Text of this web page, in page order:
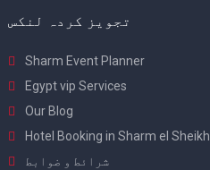
تجویز کردہ لنکس
Sharm Event Planner
Egypt vip Services
Our Blog
Hotel Booking in Sharm el Sheikh
شرائط و ضوابط